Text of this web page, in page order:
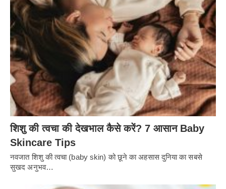
शिशु की त्वचा की देखभाल कैसे करें? 7 आसान Baby
Skincare Tips
नवजात शिशु की त्वचा (baby skin) को छूने का अहसास दुनिया का सबसे
सुखद अनुभव…